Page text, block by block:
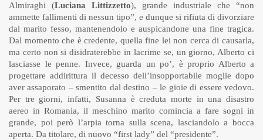
Almiraghi (Luciana Littizzetto), grande industriale che “non
ammette fallimenti di nessun tipo”, e dunque si rifiuta di divorziare
dal marito fesso, mantenendolo e auspicandone una fine tragica.
Dal momento che è credente, quella fine lei non cerca di causarla,
ma certo non si disidraterebbe in lacrime se, un giorno, Alberto ci
lasciasse le penne. Invece, guarda un po’, è proprio Alberto a
progettare addirittura il decesso dell’insopportabile moglie dopo
aver assaporato – smentito dal destino – le gioie di essere vedovo.
Per tre giorni, infatti, Susanna è creduta morte in una disastro
aereo in Romania, il meschino marito comincia a fare sogni in
grande, poi però l’arpia torna sulla scena, lasciandolo a bocca
aperta. Da titolare, di nuovo “first lady” del “presidente”.